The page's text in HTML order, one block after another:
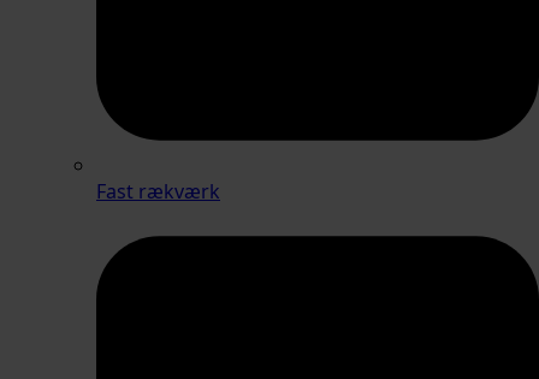
Fast rækværk